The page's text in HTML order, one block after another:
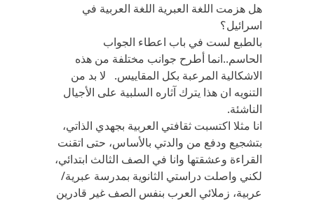
هل هزمت اللغة العبرية اللغة العربية في
اسرائيل؟
بالطبع لست في باب اعطاء الجواب
الحاسم..انما أطرح جوانب مختلفة من هذه
الاشكالية المرعبة بكل المقاييس. لا بد من
التنويه ان هذا يترك آثاره السلبية على الأجيال
الناشئة.
انا مثلا اكتسبت ثقافتي العربية بجهدي الذاتي،
بتشجيع ودفع من والدتي بالأساس، حتى اتقنت
القراءة وعشقتها وانا في الصف الثالث ابتدائي،
لكني واصلت دراستي الثانوية بمدرسة عبرية/
عربية، زملائي العرب بنفس الصف غير قادرين